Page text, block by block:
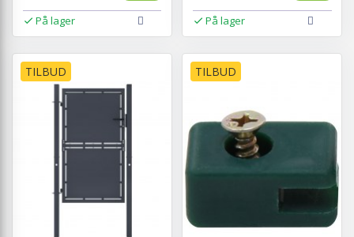
På lager På lager
TILBUD TILBUD